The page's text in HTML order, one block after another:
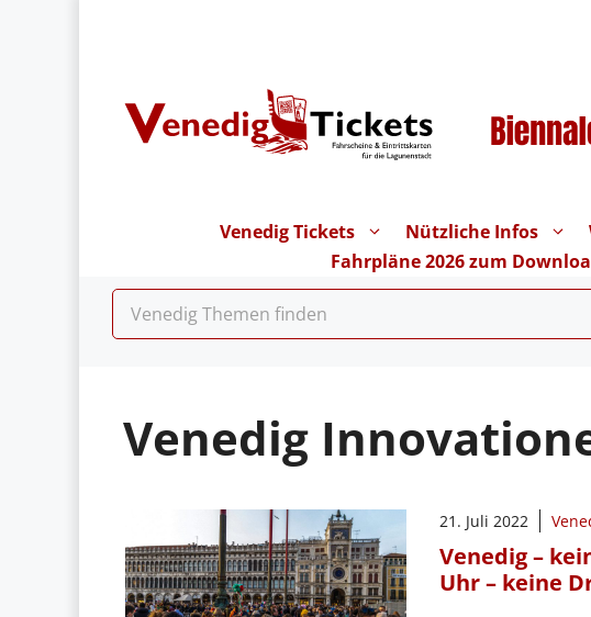
Venedig Tickets Nützliche Infos
Fahrpläne 2026 zum
Venedig
21. Juli 2022
Venedig –
Uhr – keine